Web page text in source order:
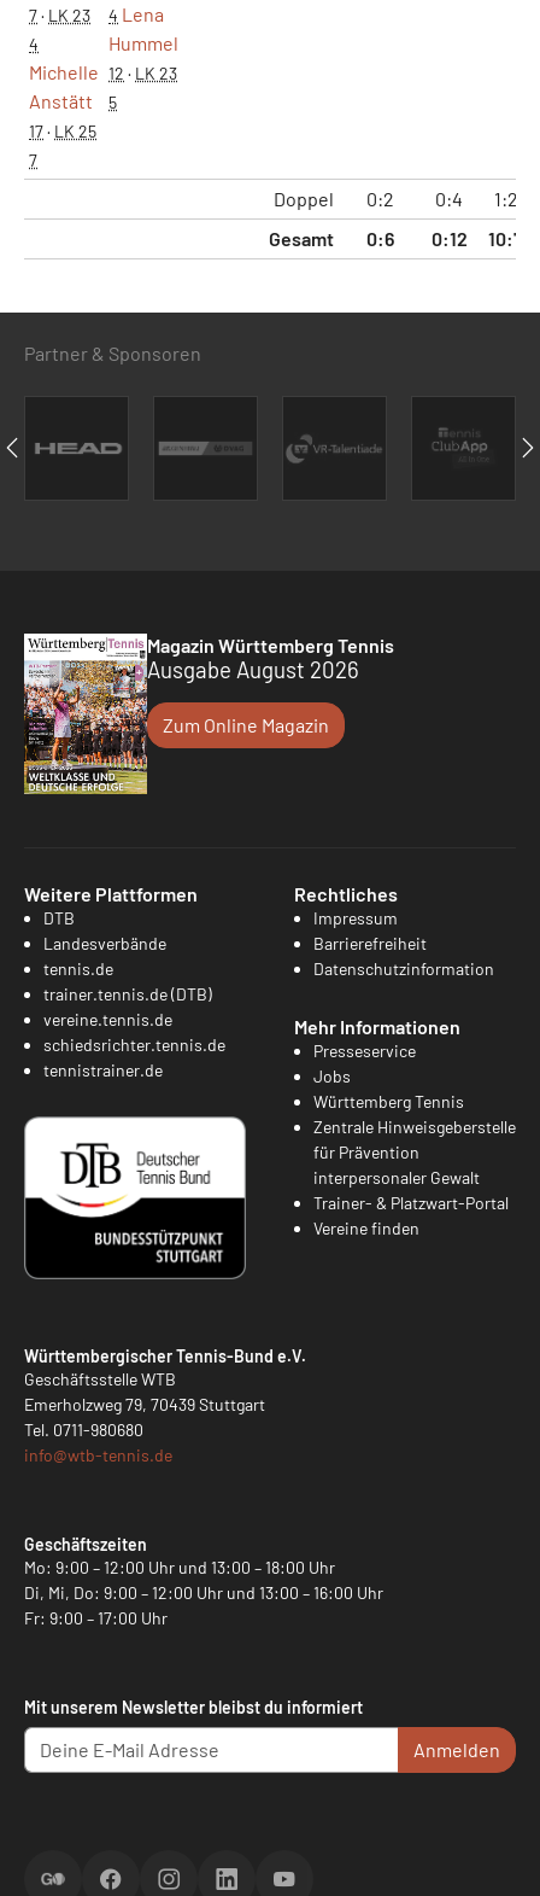
7· LK 23
4
Michelle
Anstätt
17· LK 25
7
4 Lena
Hummel
12 · LK 23
5
Doppel 0:2 0:4
1:24
Gesamt
0:6 0:12 10:72
Partner & Sponsoren
Magazin Württemberg Tennis
Ausgabe August 2026
Zum Online Magazin
Weitere Plattformen
DTB
Landesverbände
tennis.de
trainer.tennis.de (DTB)
vereine.tennis.de
schiedsrichter.tennis.de
tennistrainer.de
Rechtliches
Impressum
Barrierefreiheit
Datenschutzinformation
Mehr Informationen
Presseservice
Jobs
Württemberg Tennis
Zentrale Hinweisgeberstelle
für Prävention
interpersonaler Gewalt
Trainer- & Platzwart-Portal
Vereine finden
Württembergischer Tennis-Bund e.V.
Geschäftsstelle WTB
Emerholzweg 79, 70439 Stuttgart
Tel. 0711-980680
info@wtb-tennis.de
Geschäftszeiten
Mo: 9:00 – 12:00 Uhr und 13:00 – 18:00 Uhr
Di, Mi, Do: 9:00 – 12:00 Uhr und 13:00 – 16:00 Uhr
Fr: 9:00 – 17:00 Uhr
Mit unserem Newsletter bleibst du informiert
Anmelden
ScoreGOFacebookInstagramLinkedInYouTube